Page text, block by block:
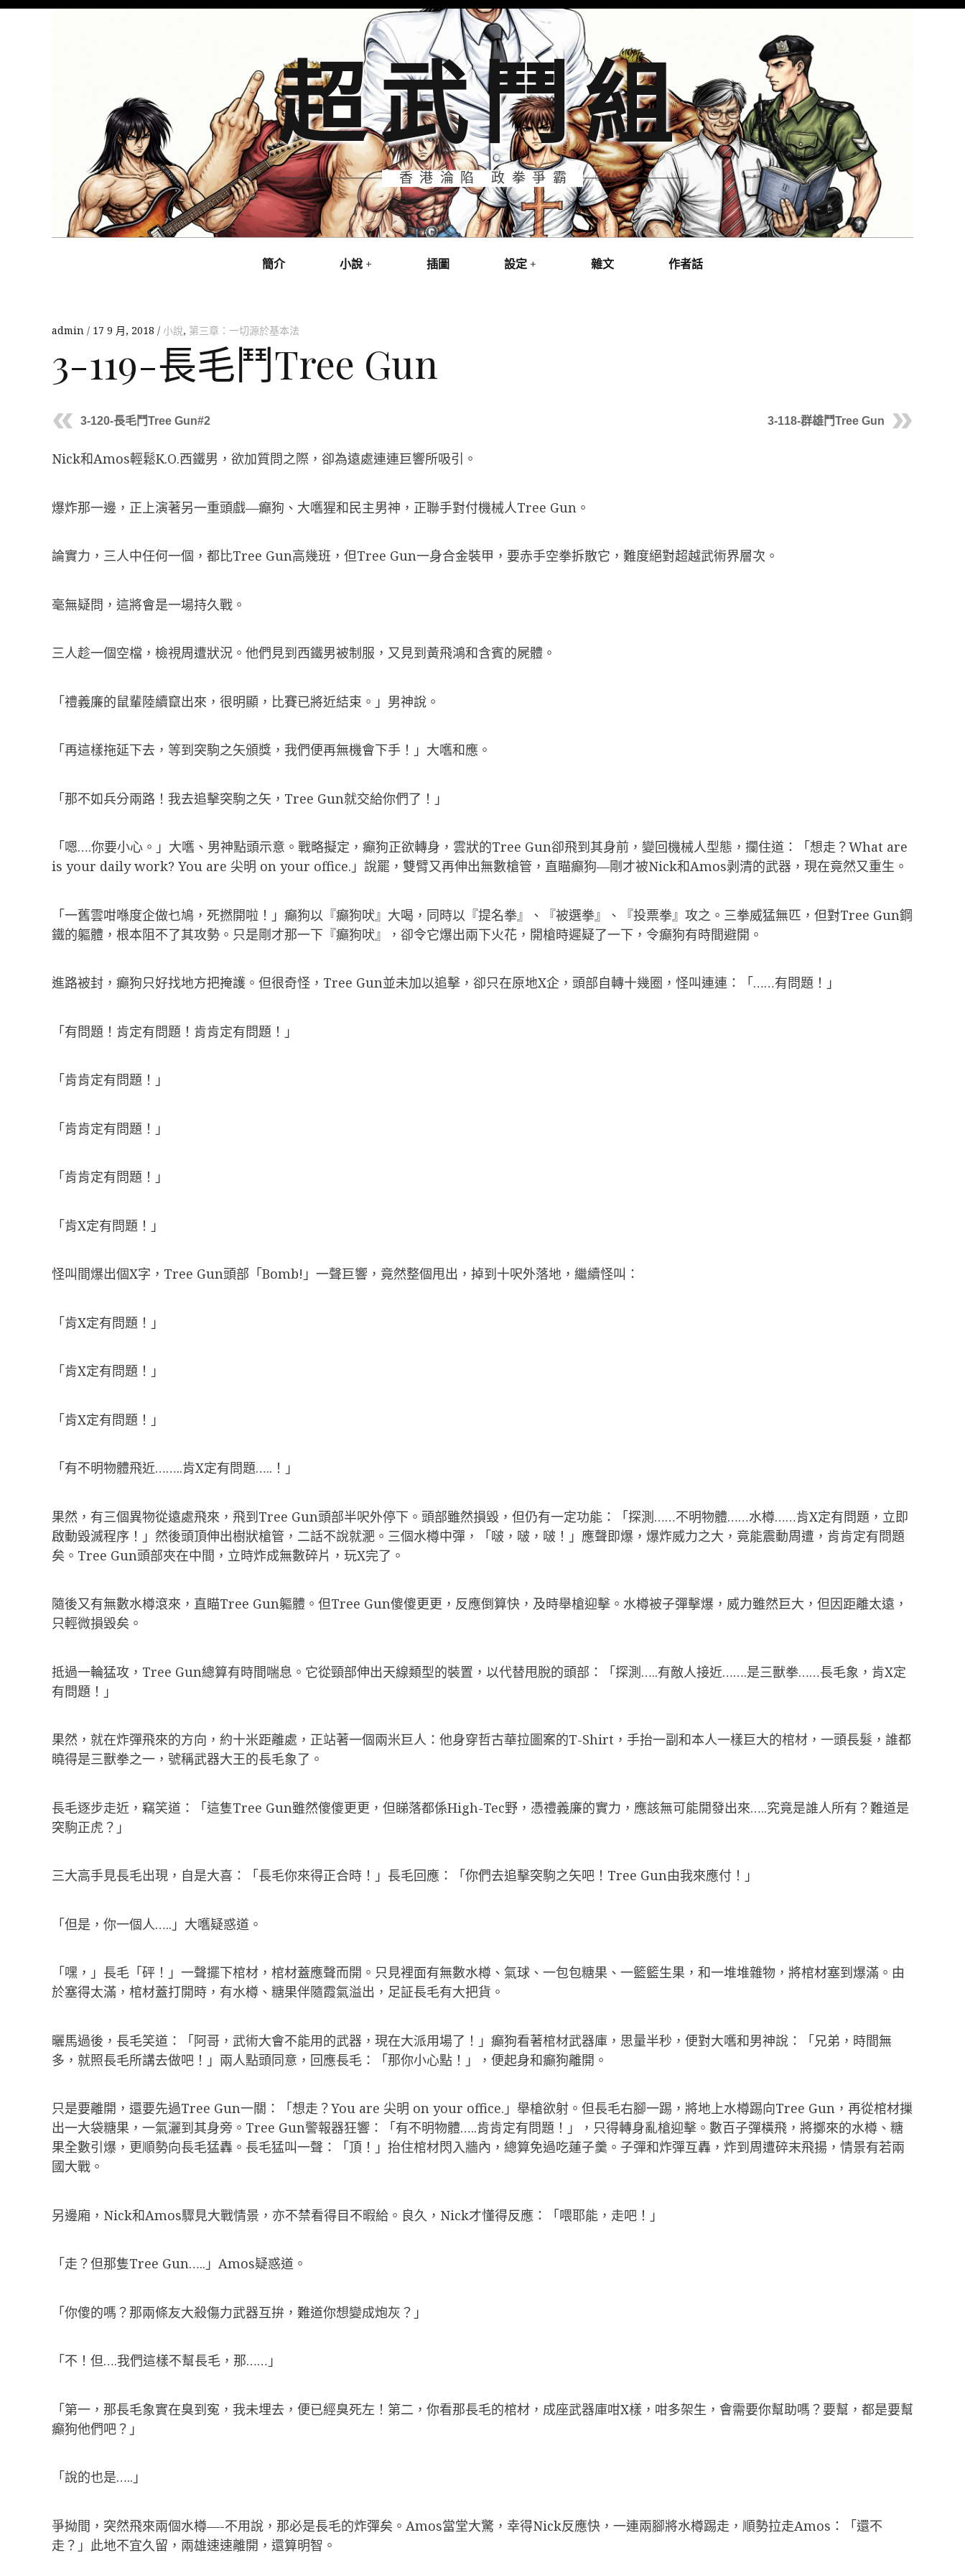
超武鬥組
香港淪陷 政拳爭霸
簡介 小說 插圖 設定 雜文 作者話
admin 17 9 月, 2018 小說, 第三章：一切源於基本法
3-119-長毛鬥Tree Gun
3-120-長毛鬥Tree Gun#2 3-118-群雄鬥Tree Gun
Nick和Amos輕鬆K.O.西鐵男，欲加質問之際，卻為遠處連連巨響所吸引。
爆炸那一邊，正上演著另一重頭戲—癲狗、大嚿猩和民主男神，正聯手對付機械人Tree Gun。
論實力，三人中任何一個，都比Tree Gun高幾班，但Tree Gun一身合金裝甲，要赤手空拳拆散它，難度絕對超越武術界層次。
毫無疑問，這將會是一場持久戰。
三人趁一個空檔，檢視周遭狀況。他們見到西鐵男被制服，又見到黃飛鴻和含賓的屍體。
「禮義廉的鼠輩陸續竄出來，很明顯，比賽已將近結束。」男神說。
「再這樣拖延下去，等到突駒之矢頒獎，我們便再無機會下手！」大嚿和應。
「那不如兵分兩路！我去追擊突駒之矢，Tree Gun就交給你們了！」
「嗯….你要小心。」大嚿、男神點頭示意。戰略擬定，癲狗正欲轉身，雲狀的Tree Gun卻飛到其身前，變回機械人型態，攔住道：「想走？What are
is your daily work? You are 尖明 on your office.」說罷，雙臂又再伸出無數槍管，直瞄癲狗—剛才被Nick和Amos剥清的武器，現在竟然又重生。
「一舊雲咁喺度企做乜鳩，死撚開啦！」癲狗以『癲狗吠』大喝，同時以『提名拳』、『被選拳』、『投票拳』攻之。三拳威猛無匹，但對Tree Gun鋼
鐵的軀體，根本阻不了其攻勢。只是剛才那一下『癲狗吠』，卻令它爆出兩下火花，開槍時遲疑了一下，令癲狗有時間避開。
進路被封，癲狗只好找地方把掩護。但很奇怪，Tree Gun並未加以追擊，卻只在原地X企，頭部自轉十幾圈，怪叫連連：「……有問題！」
「有問題！肯定有問題！肯肯定有問題！」
「肯肯定有問題！」
「肯肯定有問題！」
「肯肯定有問題！」
「肯X定有問題！」
怪叫間爆出個X字，Tree Gun頭部「Bomb!」一聲巨響，竟然整個甩出，掉到十呎外落地，繼續怪叫：
「肯X定有問題！」
「肯X定有問題！」
「肯X定有問題！」
「有不明物體飛近……..肯X定有問題…..！」
果然，有三個異物從遠處飛來，飛到Tree Gun頭部半呎外停下。頭部雖然損毀，但仍有一定功能：「探測……不明物體……水樽……肯X定有問題，立即
啟動毀滅程序！」然後頭頂伸出樹狀槍管，二話不說就淝。三個水樽中彈，「啵，啵，啵！」應聲即爆，爆炸威力之大，竟能震動周遭，肯肯定有問題
矣。Tree Gun頭部夾在中間，立時炸成無數碎片，玩X完了。
隨後又有無數水樽滾來，直瞄Tree Gun軀體。但Tree Gun傻傻更更，反應倒算快，及時舉槍迎擊。水樽被子彈擊爆，威力雖然巨大，但因距離太遠，
只輕微損毀矣。
抵過一輪猛攻，Tree Gun總算有時間喘息。它從頸部伸出天線類型的裝置，以代替甩脫的頭部：「探測…..有敵人接近…….是三獸拳……長毛象，肯X定
有問題！」
果然，就在炸彈飛來的方向，約十米距離處，正站著一個兩米巨人：他身穿哲古華拉圖案的T-Shirt，手抬一副和本人一樣巨大的棺材，一頭長髮，誰都
曉得是三獸拳之一，號稱武器大王的長毛象了。
長毛逐步走近，竊笑道：「這隻Tree Gun雖然傻傻更更，但睇落都係High-Tec野，憑禮義廉的實力，應該無可能開發出來…..究竟是誰人所有？難道是
突駒正虎？」
三大高手見長毛出現，自是大喜：「長毛你來得正合時！」長毛回應：「你們去追擊突駒之矢吧！Tree Gun由我來應付！」
「但是，你一個人…..」大嚿疑惑道。
「嘿，」長毛「砰！」一聲擺下棺材，棺材蓋應聲而開。只見裡面有無數水樽、氣球、一包包糖果、一籃籃生果，和一堆堆雜物，將棺材塞到爆滿。由
於塞得太滿，棺材蓋打開時，有水樽、糖果伴隨霞氣溢出，足証長毛有大把貨。
曬馬過後，長毛笑道：「阿哥，武術大會不能用的武器，現在大派用場了！」癲狗看著棺材武器庫，思量半秒，便對大嚿和男神說：「兄弟，時間無
多，就照長毛所講去做吧！」兩人點頭同意，回應長毛：「那你小心點！」，便起身和癲狗離開。
只是要離開，還要先過Tree Gun一關：「想走？You are 尖明 on your office.」舉槍欲射。但長毛右腳一踢，將地上水樽踢向Tree Gun，再從棺材摷
出一大袋糖果，一氣灑到其身旁。Tree Gun警報器狂響：「有不明物體…..肯肯定有問題！」，只得轉身亂槍迎擊。數百子彈橫飛，將擲來的水樽、糖
果全數引爆，更順勢向長毛猛轟。長毛猛叫一聲：「頂！」抬住棺材閃入牆內，總算免過吃蓮子羹。子彈和炸彈互轟，炸到周遭碎末飛揚，情景有若兩
國大戰。
另邊廂，Nick和Amos驟見大戰情景，亦不禁看得目不暇給。良久，Nick才懂得反應：「喂耶能，走吧！」
「走？但那隻Tree Gun…..」Amos疑惑道。
「你傻的嗎？那兩條友大殺傷力武器互拚，難道你想變成炮灰？」
「不！但….我們這樣不幫長毛，那……」
「第一，那長毛象實在臭到寃，我未埋去，便已經臭死左！第二，你看那長毛的棺材，成座武器庫咁X樣，咁多架生，會需要你幫助嗎？要幫，都是要幫
癲狗他們吧？」
「說的也是…..」
爭拗間，突然飛來兩個水樽—-不用說，那必是長毛的炸彈矣。Amos當堂大驚，幸得Nick反應快，一連兩腳將水樽踢走，順勢拉走Amos：「還不
走？」此地不宜久留，兩雄速速離開，還算明智。